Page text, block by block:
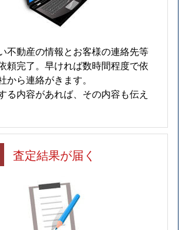
不動産の情報とお客様の連絡先等
頼完了。早ければ数時間程度で依
から連絡がきます。
る内容があれば、その内容も伝え
査定結果が届く